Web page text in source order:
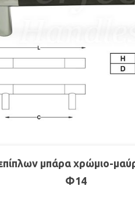
μπάρα χρώμιο-
Φ14